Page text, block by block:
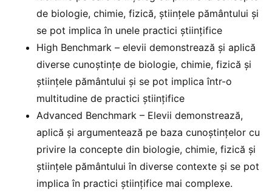
de biologie, chimie, fizică, științele pământului și
se pot implica în unele practici științifice
High Benchmark – elevii demonstrează și aplică
diverse cunoștințe de biologie, chimie, fizică și
științele pământului și se pot implica într-o
multitudine de practici științifice
Advanced Benchmark – Elevii demonstrează,
aplică și argumentează pe baza cunoștințelor cu
privire la concepte din biologie, chimie, fizică și
științele pământului în diverse contexte și se pot
implica în practici științifice mai complexe.